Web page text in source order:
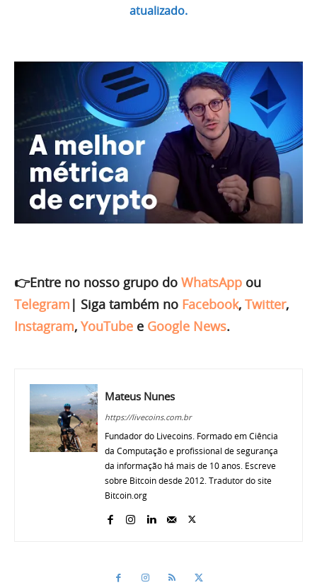
atualizado.
👉Entre no nosso grupo do WhatsApp ou
Telegram | Siga também no Facebook, Twitter,
Instagram, YouTube e Google News.
Mateus Nunes
https://livecoins.com.br
Fundador do Livecoins. Formado em Ciência
da Computação e profissional de segurança
da informação há mais de 10 anos. Escreve
sobre Bitcoin desde 2012. Tradutor do site
Bitcoin.org